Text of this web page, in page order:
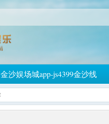
金沙娱场城app-js4399金沙线